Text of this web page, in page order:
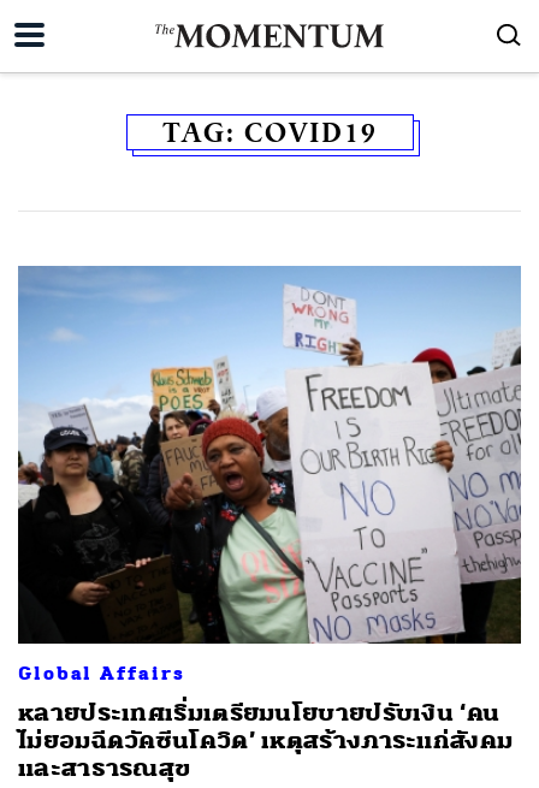
TAG: COVID19
Global Affairs
หลายประเทศเริ่มเตรียมนโยบายปรับเงิน ‘คน
ไม่ยอมฉีดวัคซีนโควิด’ เหตุสร้างภาระแก่สังคม
และสาธารณสุข